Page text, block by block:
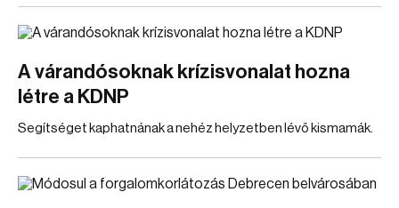
A várandósoknak krízisvonalat hozna
létre a KDNP
Segítséget kaphatnának a nehéz helyzetben lévő kismamák.